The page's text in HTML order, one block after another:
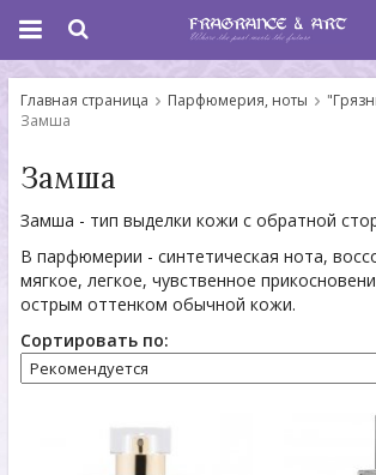
Главная страница Парфюмерия, ноты
Замша
Замша
Замша - тип выделки кожи с обратной
В парфюмерии - синтетическая нота,
мягкое, легкое, чувственное
острым оттенком обычной кожи.
Сортировать по: